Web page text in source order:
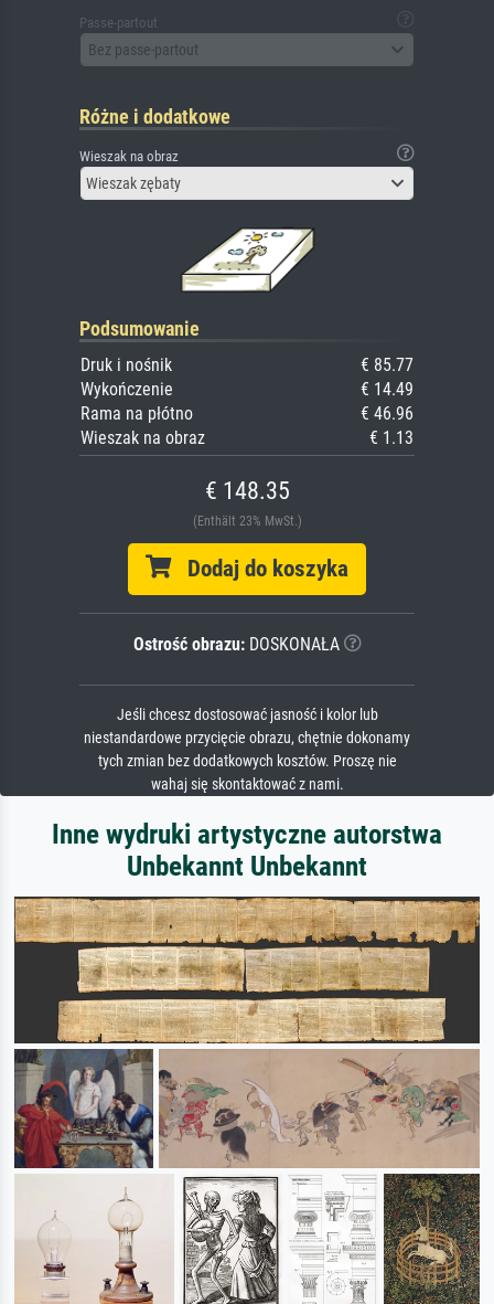
Passe-partout
Bez passe-partout
Różne i dodatkowe
Wieszak na obraz
Wieszak zębaty
Podsumowanie
Druk i nośnik
€ 85.77
Wykończenie
€ 14.49
Rama na płótno
€ 46.96
Wieszak na obraz
€ 1.13
€ 148.35
(Enthält 23% MwSt.)
Dodaj do koszyka
Ostrość obrazu:DOSKONAŁA
Jeśli chcesz dostosować jasność i kolor lub
niestandardowe przycięcie obrazu, chętnie dokonamy
tych zmian bez dodatkowych kosztów. Proszę nie
wahaj się skontaktować z nami.
Inne wydruki artystyczne autorstwa
Unbekannt Unbekannt